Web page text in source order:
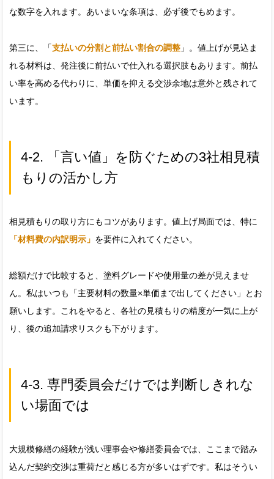
な数字を入れます。あいまいな条項は、必ず後でもめます。
第三に、「支払いの分割と前払い割合の調整 」。値上げが見込ま
れる材料は、発注後に前払いで仕入れる選択肢もあります。前払
い率を高める代わりに、単価を抑える交渉余地は意外と残されて
います。
4-2. 「言い値」を防ぐための3社相見積
もりの活かし方
相見積もりの取り方にもコツがあります。値上げ局面では、特に
「材料費の内訳明示」 を要件に入れてください。
総額だけで比較すると、塗料グレードや使用量の差が見えませ
ん。私はいつも「主要材料の数量×単価まで出してください」とお
願いします。これをやると、各社の見積もりの精度が一気に上が
り、後の追加請求リスクも下がります。
4-3. 専門委員会だけでは判断しきれな
い場面では
大規模修繕の経験が浅い理事会や修繕委員会では、ここまで踏み
込んだ契約交渉は重荷だと感じる方が多いはずです。私はそうい